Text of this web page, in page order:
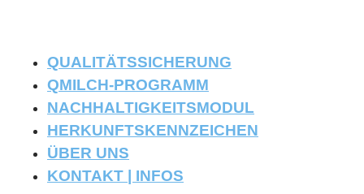
QUALITÄTSSICHERUNG
QMILCH-PROGRAMM
NACHHALTIGKEITSMODUL
HERKUNFTSKENNZEICHEN
ÜBER UNS
KONTAKT | INFOS